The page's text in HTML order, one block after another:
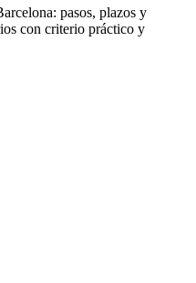
pasos, plazos y
con criterio práctico y